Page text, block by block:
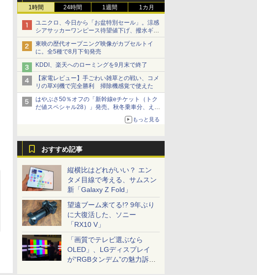
1時間 24時間 1週間 1カ月
ユニクロ、今日から「お盆特別セール」。涼感
シアサッカーワンピース待望値下げ、撥水ギア
ショーツは1990円に
東映の歴代オープニング映像がカプセルトイ
に。全5種で8月下旬発売
KDDI、楽天へのローミングを9月末で終了
【家電レビュー】手ごわい雑草との戦い、コメ
リの草刈機で完全勝利 掃除機感覚で使えた
はやぶさ50％オフの「新幹線eチケット（トク
だ値スペシャル28）」発売。秋冬乗車分、えき
もっと見る
おすすめ記事
縦横比はどれがいい？ エン
タメ目線で考える、サムスン
新「Galaxy Z Fold」
望遠ブーム来てる!? 9年ぶり
に大復活した、ソニー
「RX10 V」
「画質でテレビ選ぶなら
OLED」、LGディスプレイ
が“RGBタンデム”の魅力訴